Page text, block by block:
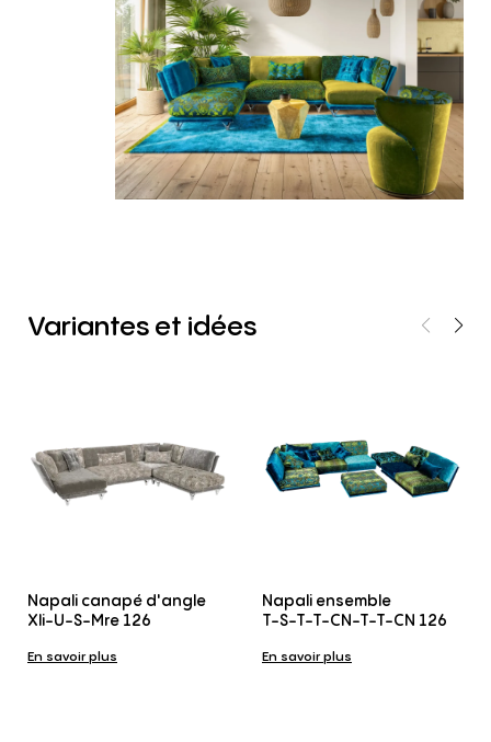
Varianteset idées
Napali canapé d'angle
Xli-U-S-Mre 126
En savoir plus
Napali ensemble
T-S-T-T-CN-T-T-CN 126
En savoir plus